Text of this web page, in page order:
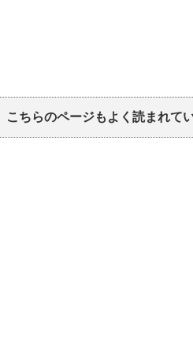
こちらのページもよく読まれて